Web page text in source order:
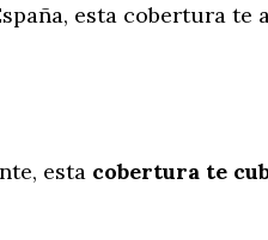
esta cobertura
esta cobertura te